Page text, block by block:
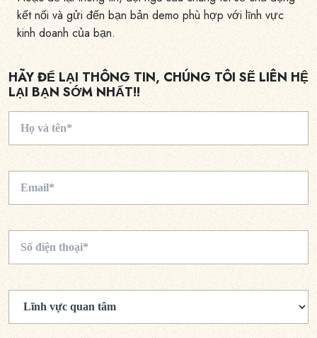
kết nối và gửi đến bạn bản demo phù hợp với lĩnh vực
kinh doanh của bạn.
HÃY ĐỂ LẠI THÔNG TIN, CHÚNG TÔI SẼ LIÊN HỆ
LẠI BẠN SỚM NHẤT!!